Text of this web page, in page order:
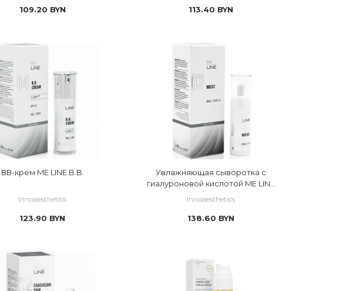
109.20 BYN 113.40 BYN
ВВ-крем ME LINE B.B.
Innoaesthetics
123.90 BYN
Увлажняющая сыворотка с
гиалуроновой кислотой ME LINE
Innoaesthetics
138.60 BYN